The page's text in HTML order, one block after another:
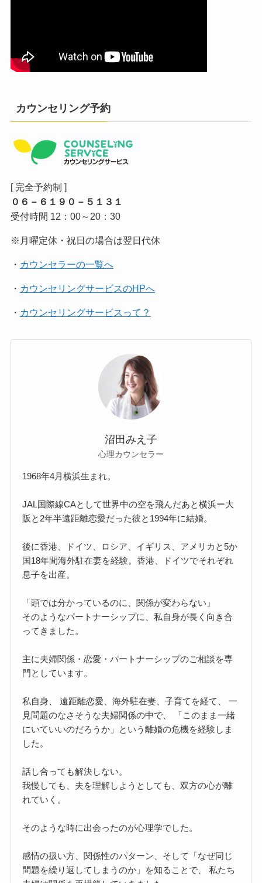
カウンセリング予約
[ 完全予約制 ]
０６－６１９０－５１３１
受付時間 12：00～20：30
※月曜定休・祝日の場合は翌日代休
・ カウンセラーの一覧へ
・ カウンセリングサービスのHPへ
・ カウンセリングサービスって？
沼田みえ子
心理カウンセラー
1968年4月横浜生まれ。
JAL国際線CAとして世界中の空を飛んだあと横浜ー大
阪と2年半遠距離恋愛だった彼と1994年に結婚。
後に香港、ドイツ、ロシア、イギリス、アメリカと5か
国18年間海外駐在妻を経験。香港、ドイツでそれぞれ
息子を出産。
「頭では分かっているのに、関係が変わらない」
そのようなパートナーシップに、私自身が長く向き合
ってきました。
主に夫婦関係・恋愛・パートナーシップのご相談を専
門としています。
私自身、 遠距離恋愛、海外駐在妻、子育てを経て、 一
見問題のなさそうな夫婦関係の中で、 「このまま一緒
にいていいのだろうか」という離婚の危機を経験しま
した。
話し合っても解決しない。
我慢しても、夫を理解しようとしても、双方の心が離
れていく。
そのような時に出会ったのが心理学でした。
感情の扱い方、関係性のパターン、そして「なぜ同じ
問題を繰り返してしまうのか」を知ることで、 私たち